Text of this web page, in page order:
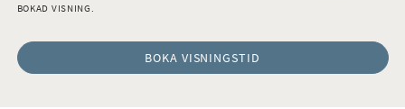
BOKAD VISNING.
BOKA VISNINGSTID